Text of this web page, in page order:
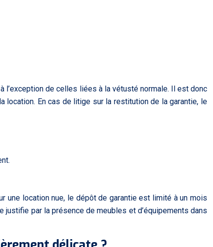
l’exception de celles liées à la vétusté normale. Il est donc
location. En cas de litige sur la restitution de la garantie, le
une location nue, le dépôt de garantie est limité à un mois
par la présence de meubles et d’équipements dans